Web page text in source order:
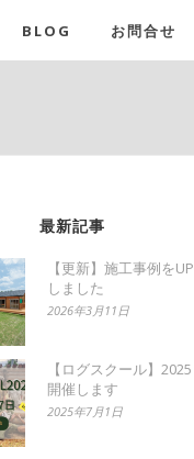
BLOG お問合せ
最新記事
【更新】施工事例をUP
しました
2026年3月11日
【ログスクール】2025
開催します
2025年7月1日